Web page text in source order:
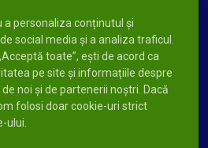
a personaliza conținutul și
social media și a analiza traficul.
toate”, ești de acord ca
pe site și informațiile despre
noi și de partenerii noștri. Dacă
folosi doar cookie-uri strict
ului.